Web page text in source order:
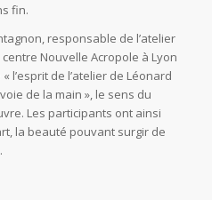
fin.
responsable de l’atelier
Nouvelle Acropole à Lyon
l’esprit de l’atelier de Léonard
de la main », le sens du
Les participants ont ainsi
la beauté pouvant surgir de